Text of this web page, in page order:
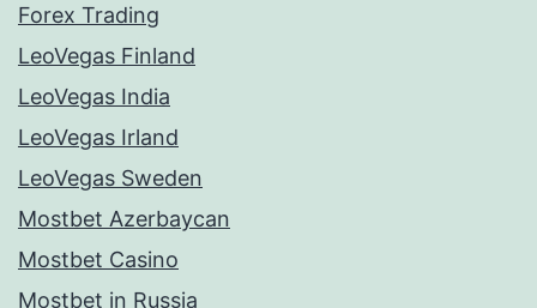
Forex Trading
LeoVegas Finland
LeoVegas India
LeoVegas Irland
LeoVegas Sweden
Mostbet Azerbaycan
Mostbet Casino
Mostbet in Russia